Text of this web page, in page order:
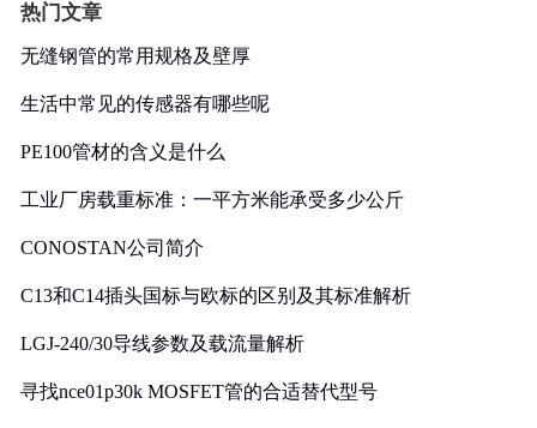
热门文章
无缝钢管的常用规格及壁厚
生活中常见的传感器有哪些呢
PE100管材的含义是什么
工业厂房载重标准：一平方米能承受多少公斤
CONOSTAN公司简介
C13和C14插头国标与欧标的区别及其标准解析
LGJ-240/30导线参数及载流量解析
寻找nce01p30k MOSFET管的合适替代型号